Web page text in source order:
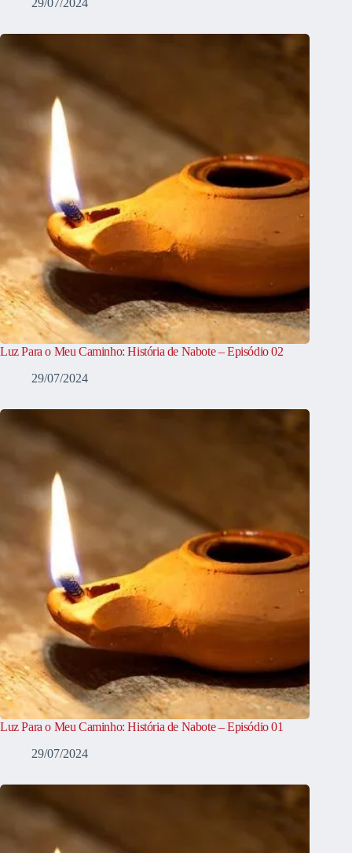
29/07/2024
Luz Para o Meu Caminho: História de Nabote – Episódio 02
29/07/2024
Luz Para o Meu Caminho: História de Nabote – Episódio 01
29/07/2024